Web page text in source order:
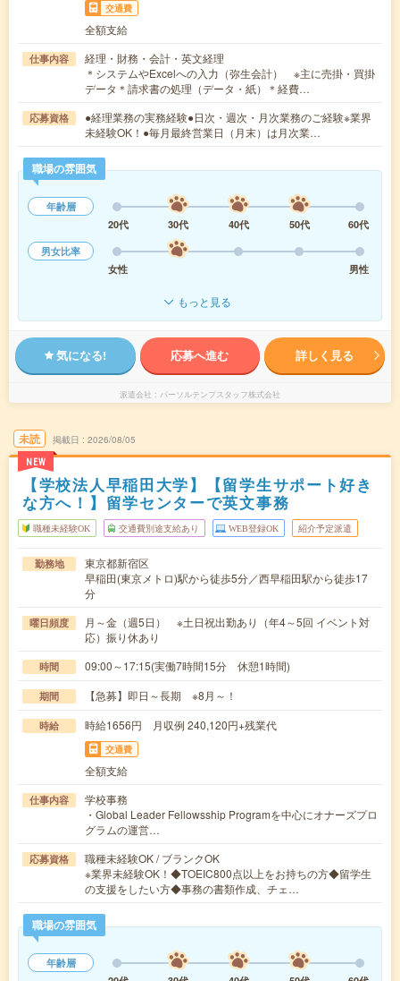
交通費
全額支給
仕事内容
経理・財務・会計・英文経理
＊システムやExcelへの入力（弥生会計） ※主に売掛・買掛
データ＊請求書の処理（データ・紙）＊経費…
応募資格
●経理業務の実務経験●日次・週次・月次業務のご経験※業界
未経験OK！●毎月最終営業日（月末）は月次業…
職場の雰囲気
年齢層
20代
30代 40代 50代
60代
男女比率
女性
男性
もっと見る
気になる! 応募へ進む 詳しく見る
派遣会社 パーソルテンプスタッフ株式会社
未読
NEW
掲載日 2026/08/05
【学校法人早稲田大学】【留学生サポート好き
な方へ！】留学センターで英文事務
職種未経験OK 交通費別途支給あり WEB登録OK 紹介予定派遣
勤務地
東京都新宿区
早稲田(東京メトロ)駅から徒歩5分／西早稲田駅から徒歩17
分
曜日頻度
月～金（週5日） ※土日祝出勤あり（年4～5回 イベント対
応）振り休あり
時間 09:00～17:15(実働7時間15分 休憩1時間)
期間 【急募】即日～長期 ※8月～！
時給 時給1656円 月収例 240,120円+残業代
交通費
全額支給
仕事内容
学校事務
・Global Leader Fellowsship Programを中心にオナーズプロ
グラムの運営…
応募資格
職種未経験OK / ブランクOK
※業界未経験OK！◆TOEIC800点以上をお持ちの方◆留学生
の支援をしたい方◆事務の書類作成、チェ…
職場の雰囲気
年齢層